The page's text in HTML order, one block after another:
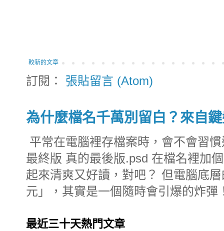
較新的文章
訂閱： 張貼留言 (Atom)
為什麼檔名千萬別留白？來自
平常在電腦裡存檔案時，會不會習
最終版 真的最後版.psd 在檔名裡加
起來清爽又好讀，對吧？ 但電腦底
元」，其實是一個隨時會引爆的炸彈
最近三十天熱門文章